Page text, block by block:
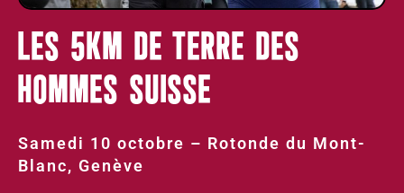
LES 5KM DE TERRE DES
HOMMES SUISSE
Samedi 10 octobre – Rotonde du Mont-
Blanc, Genève